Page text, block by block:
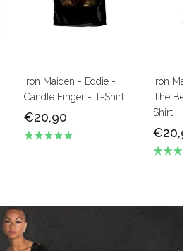
Iron Maiden - Eddie -
Candle Finger - T-Shirt
€20,90
Iron
The
Shirt